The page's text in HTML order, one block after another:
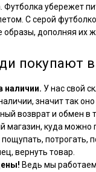
убережет
С серой
образы, дополняя их
покупают
наличии. У нас свой
значит так оно
возврат и обмен в
магазин, куда можно
потрогать,
вернуть товар.
Ведь мы